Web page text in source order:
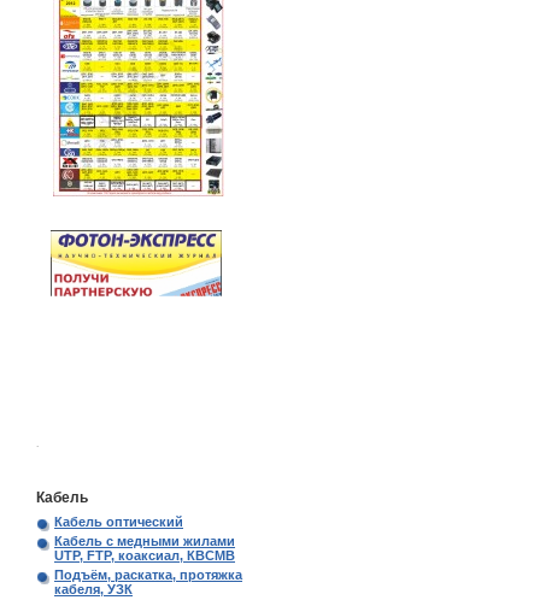
.
Кабель
Кабель оптический
Кабель с медными жилами
UTP, FTP, коаксиал, КВСМВ
Подъём, раскатка, протяжка
кабеля, УЗК